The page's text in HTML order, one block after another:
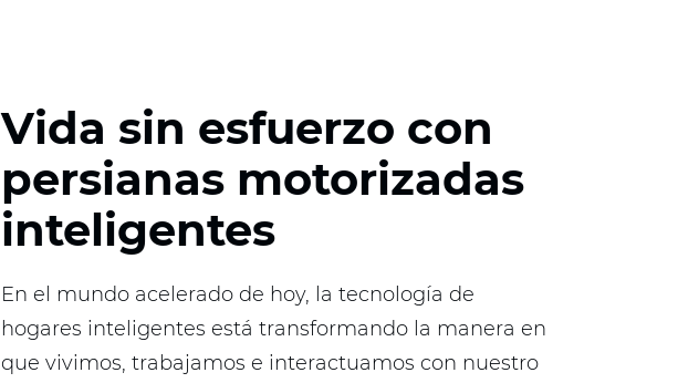
Vida sin esfuerzo con
persianas motorizadas
inteligentes
En el mundo acelerado de hoy, la tecnología de
hogares inteligentes está transformando la manera en
que vivimos, trabajamos e interactuamos con nuestro